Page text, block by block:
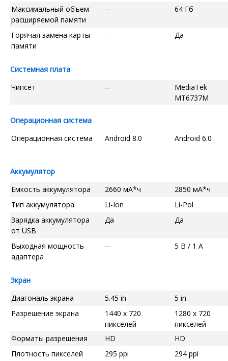
Максимальный объем
расширяемой памяти
-- 64 Гб
Горячая замена карты
памяти
-- Да
Системная плата
Чипсет
--
MediaTek
MT6737M
Операционная система
Операционная система
Android 8.0 Android 6.0
Аккумулятор
Емкость аккумулятора
2660 мА*ч
2850 мА*ч
Тип аккумулятора
Li-Ion
Li-Pol
Зарядка аккумулятора
от USB
Да Да
Выходная мощность
адаптера
-- 5 В / 1 А
Экран
Диагональ экрана
5.45 in
5 in
Разрешение экрана
1440 x 720
пикселей
1280 x 720
пикселей
Форматы разрешения
HD
HD
Плотность пикселей
295 ppi 294 ppi